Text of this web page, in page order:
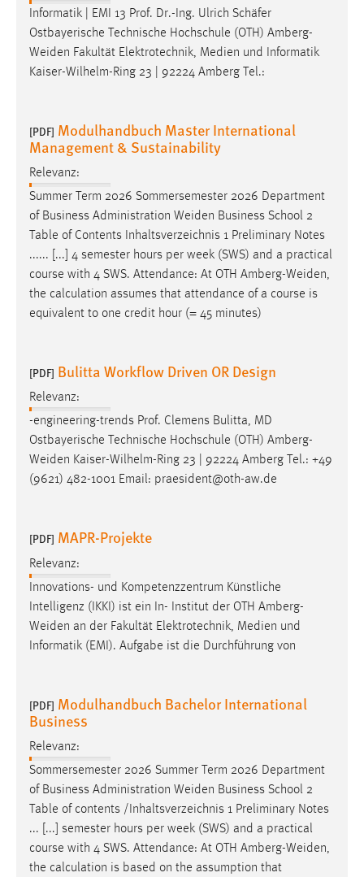
Informatik | EMI 13 Prof. Dr.-Ing. Ulrich Schäfer
Ostbayerische Technische Hochschule (OTH) Amberg-
Weiden Fakultät Elektrotechnik, Medien und Informatik
Kaiser-Wilhelm-Ring 23 | 92224 Amberg Tel.:
[PDF] Modulhandbuch Master International
Management & Sustainability
Relevanz:
Summer Term 2026 Sommersemester 2026 Department
of Business Administration Weiden Business School 2
Table of Contents Inhaltsverzeichnis 1 Preliminary Notes
...... [...] 4 semester hours per week (SWS) and a practical
course with 4 SWS. Attendance: At OTH Amberg-Weiden,
the calculation assumes that attendance of a course is
equivalent to one credit hour (= 45 minutes)
[PDF] Bulitta Workflow Driven OR Design
Relevanz:
-engineering-trends Prof. Clemens Bulitta, MD
Ostbayerische Technische Hochschule (OTH) Amberg-
Weiden Kaiser-Wilhelm-Ring 23 | 92224 Amberg Tel.: +49
(9621) 482-1001 Email: praesident@oth-aw.de
[PDF] MAPR-Projekte
Relevanz:
Innovations- und Kompetenzzentrum Künstliche
Intelligenz (IKKI) ist ein In- Institut der OTH Amberg-
Weiden an der Fakultät Elektrotechnik, Medien und
Informatik (EMI). Aufgabe ist die Durchführung von
[PDF] Modulhandbuch Bachelor International
Business
Relevanz:
Sommersemester 2026 Summer Term 2026 Department
of Business Administration Weiden Business School 2
Table of contents /Inhaltsverzeichnis 1 Preliminary Notes
... [...] semester hours per week (SWS) and a practical
course with 4 SWS. Attendance: At OTH Amberg-Weiden,
the calculation is based on the assumption that